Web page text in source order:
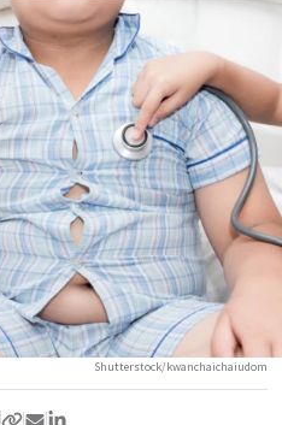
Shutterstock/kwanchaichaiudom